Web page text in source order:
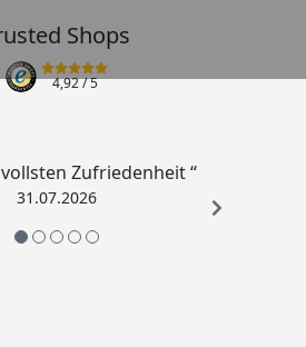
Shops
4,92/ 5
Zufriedenheit “
31.07.2026